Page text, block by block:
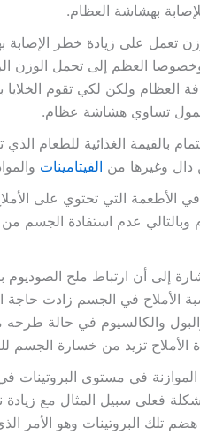
بهشاشة العظام.
تعمل على زيادة خطر
العظم إلى تحمل الوزن
العظام ولكن لكي تقوم
تساوي هشاشة عظام.
بالقيمة الغذائية للطعام
دال وغيرها من الفيتامينات
في الأطعمة التي تحتوي على
وبالتالي عدم استفادة الجسم من
إلى أن ارتباط ملح
الأملاح في الجسم زادت
والكالسيوم في حالة طرحه
الأملاح تزيد من خسارة الجسم
الموازنة في مستوى
فعلى سبيل المثال مع زيادة
تلك البروتينات وهو الأمر